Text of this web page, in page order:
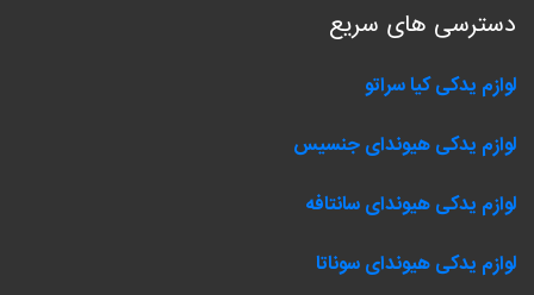
دسترسی های سریع
لوازم یدکی کیا سراتو
لوازم یدکی هیوندای جنسیس
لوازم یدکی هیوندای سانتافه
لوازم یدکی هیوندای سوناتا